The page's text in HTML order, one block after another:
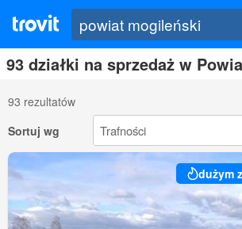
93 działki na sprzedaż w
93 rezultatów
Sortuj wg
dużym